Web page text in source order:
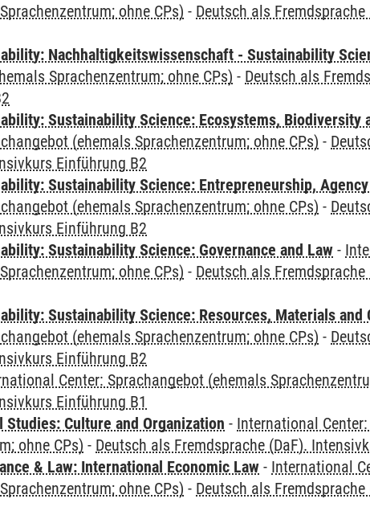
ohne CPs) - Deutsch als
Nachhaltigkeitswissenschaft - Sustainability
Sprachenzentrum; ohne CPs) - Deutsch als
Sustainability Science: Ecosystems, Biodiversity
(ehemals Sprachenzentrum; ohne CPs) -
Einführung B2
Sustainability Science: Entrepreneurship,
(ehemals Sprachenzentrum; ohne CPs) -
Einführung B2
Sustainability Science: Governance and Law -
ohne CPs) - Deutsch als
Sustainability Science: Resources, Materials and
(ehemals Sprachenzentrum; ohne CPs) -
Einführung B2
Center: Sprachangebot (ehemals
Einführung B1
Culture and Organization - International
ohne CPs) - Deutsch als Fremdsprache (DaF).
& Law: International Economic Law - International
ohne CPs) - Deutsch als